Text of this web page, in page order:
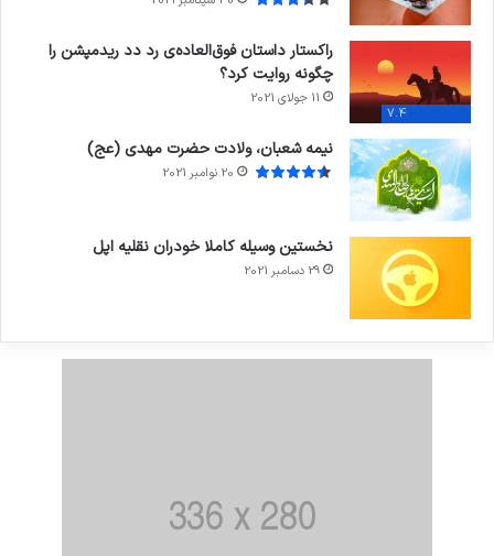
7.4
راکستار داستان فوق‌العاده‌ی رد دد ریدمپشن را
چگونه روایت کرد؟
11 جولای 2021
نیمه شعبان، ولادت حضرت مهدی (عج)
20 نوامبر 2021
نخستین وسیله کاملا خودران نقلیه اپل
29 دسامبر 2021